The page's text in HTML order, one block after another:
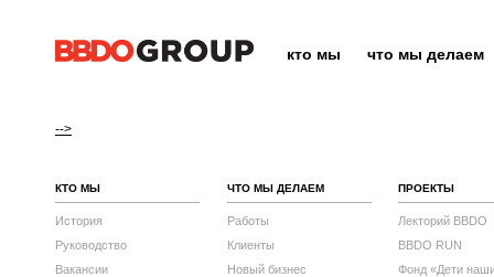
кто мы что мы делаем
-->
КТО МЫ
История
Руководство
Вакансии
ЧТО МЫ ДЕЛАЕМ
Работы
Клиенты
Новый бизнес
ПРОЕКТЫ
Лекторий BBDO
BBDO RUN
Фонд «Дети